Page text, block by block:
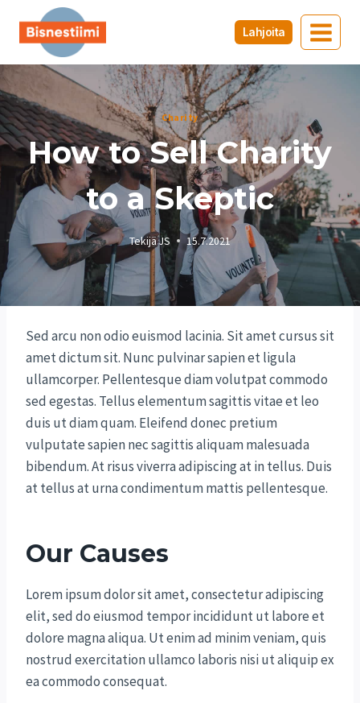
sisältöön
Lahjoita
Charity
How to Sell Charity
to a Skeptic
TekijäJS 15.7.2021
Sed arcu non odio euismod lacinia. Sit amet cursus sit
amet dictum sit. Nunc pulvinar sapien et ligula
ullamcorper. Pellentesque diam volutpat commodo
sed egestas. Tellus elementum sagittis vitae et leo
duis ut diam quam. Eleifend donec pretium
vulputate sapien nec sagittis aliquam malesuada
bibendum. At risus viverra adipiscing at in tellus. Duis
at tellus at urna condimentum mattis pellentesque.
Our Causes
Lorem ipsum dolor sit amet, consectetur adipiscing
elit, sed do eiusmod tempor incididunt ut labore et
dolore magna aliqua. Ut enim ad minim veniam, quis
nostrud exercitation ullamco laboris nisi ut aliquip ex
ea commodo consequat.